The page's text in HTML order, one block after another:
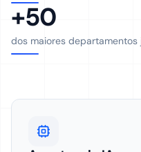
+50
dos maiores departamentos